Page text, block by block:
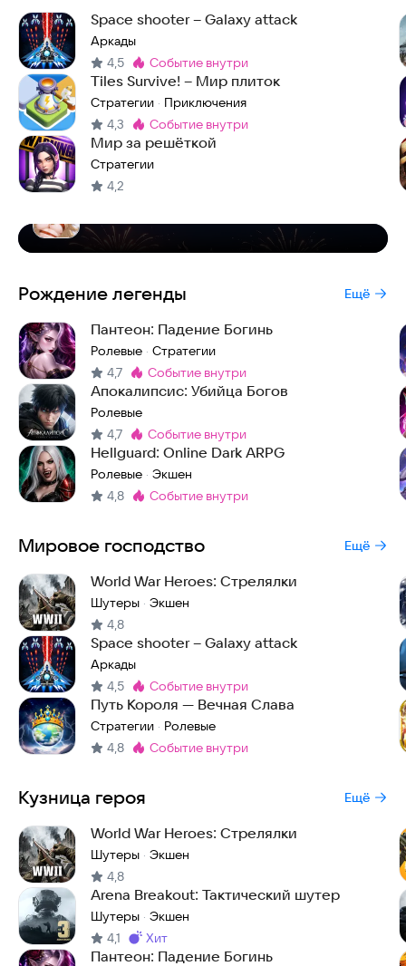
Space shooter – Galaxy attack
Аркады
4,5 Метка:
событие внутри
Tiles Survive! – Мир плиток
Стратегии · Приключения
4,3
Метка:
событие внутри
Мир за решёткой
Стратегии
4,2
Рождение легенды Ещё
Пантеон: Падение Богинь
Ролевые · Стратегии
4,7 Метка:
событие внутри
Апокалипсис: Убийца Богов
Ролевые
4,7 Метка:
событие внутри
Hellguard: Online Dark ARPG
Ролевые · Экшен
4,8 Метка:
событие внутри
Мировое господство Ещё
World War Heroes: Стрелялки
Шутеры · Экшен
4,8
Space shooter – Galaxy attack
Аркады
4,5 Метка:
событие внутри
Путь Короля — Вечная Слава
Стратегии · Ролевые
4,8 Метка:
событие внутри
Кузница героя Ещё
World War Heroes: Стрелялки
Шутеры · Экшен
4,8
Arena Breakout: Тактический шутер
Шутеры · Экшен
4,1 Метка
хит
Пантеон: Падение Богинь